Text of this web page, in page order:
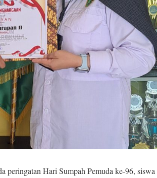
peringatan Hari Sumpah Pemuda ke-96,